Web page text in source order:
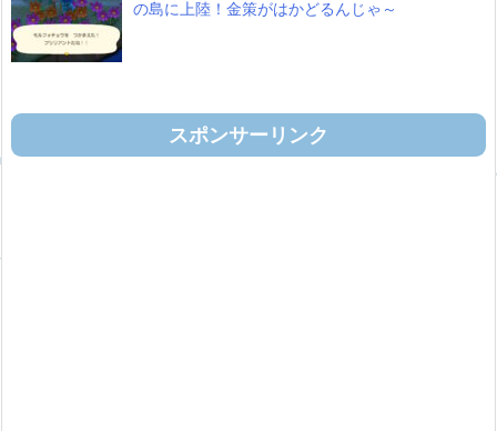
の島に上陸！金策がはかどるんじゃ～
スポンサーリンク